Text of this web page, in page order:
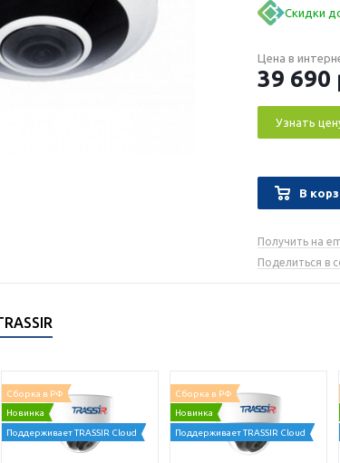
Скидки
Цена в
39 690
Узнать
В
Получить на
Поделиться в
Сборка в РФ
Новинка
Поддерживает TRASSIR Cloud
Сборка в РФ
Новинка
Поддерживает TRASSIR Cloud